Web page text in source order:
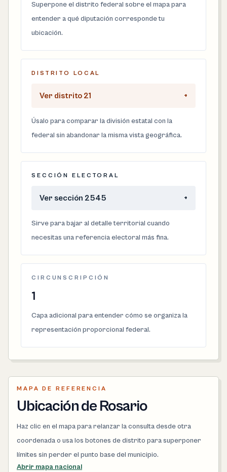
Superpone el distrito federal sobre el mapa para
entender a qué diputación corresponde tu
ubicación.
DISTRITO LOCAL
Ver distrito 21 +
Úsalo para comparar la división estatal con la
federal sin abandonar la misma vista geográfica.
SECCIÓN ELECTORAL
Ver sección 2545 +
Sirve para bajar al detalle territorial cuando
necesitas una referencia electoral más fina.
CIRCUNSCRIPCIÓN
1
Capa adicional para entender cómo se organiza la
representación proporcional federal.
MAPA DE REFERENCIA
Ubicación de Rosario
Haz clic en el mapa para relanzar la consulta desde otra
coordenada o usa los botones de distrito para superponer
límites sin perder el punto base del municipio.
Abrir mapa nacional